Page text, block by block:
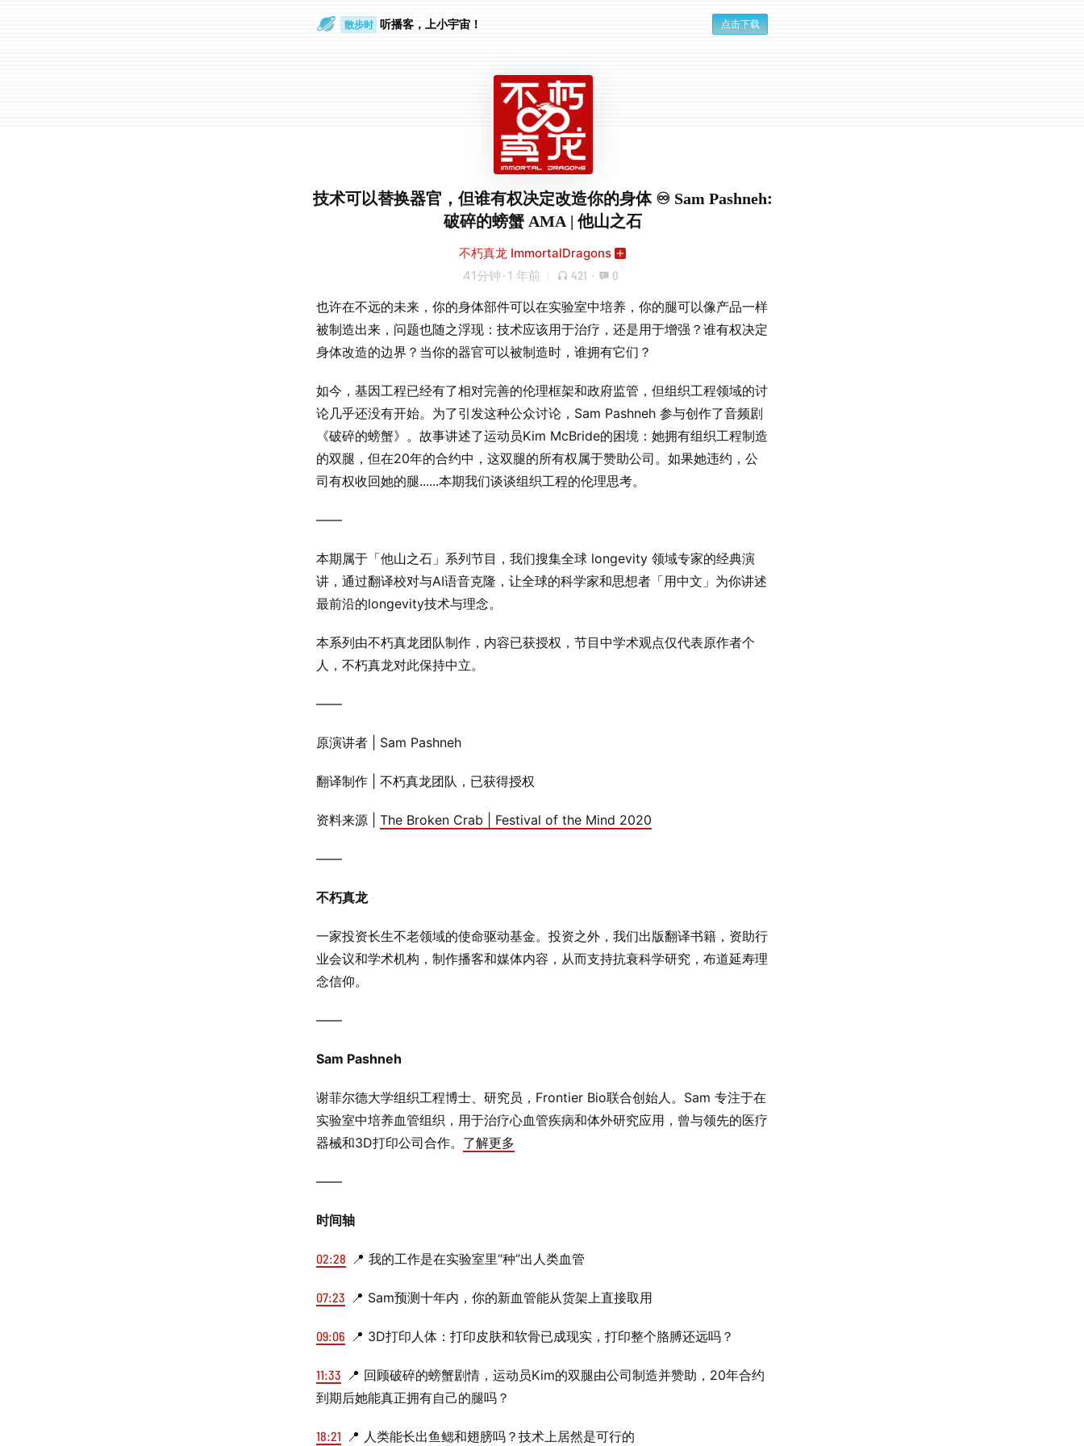
散步时 听播客，上小宇宙！ 点击下载
技术可以替换器官，但谁有权决定改造你的身体 ♾️ Sam Pashneh:
破碎的螃蟹 AMA | 他山之石
不朽真龙 ImmortalDragons
41分钟 · 1 年前 421 · 0
也许在不远的未来，你的身体部件可以在实验室中培养，你的腿可以像产品一样
被制造出来，问题也随之浮现：技术应该用于治疗，还是用于增强？谁有权决定
身体改造的边界？当你的器官可以被制造时，谁拥有它们？
如今，基因工程已经有了相对完善的伦理框架和政府监管，但组织工程领域的讨
论几乎还没有开始。为了引发这种公众讨论，Sam Pashneh 参与创作了音频剧
《破碎的螃蟹》。故事讲述了运动员Kim McBride的困境：她拥有组织工程制造
的双腿，但在20年的合约中，这双腿的所有权属于赞助公司。如果她违约，公
司有权收回她的腿......本期我们谈谈组织工程的伦理思考。
——
本期属于「他山之石」系列节目，我们搜集全球 longevity 领域专家的经典演
讲，通过翻译校对与AI语音克隆，让全球的科学家和思想者「用中文」为你讲述
最前沿的longevity技术与理念。
本系列由不朽真龙团队制作，内容已获授权，节目中学术观点仅代表原作者个
人，不朽真龙对此保持中立。
——
原演讲者 | Sam Pashneh
翻译制作 | 不朽真龙团队，已获得授权
资料来源 | The Broken Crab | Festival of the Mind 2020
——
不朽真龙
一家投资长生不老领域的使命驱动基金。投资之外，我们出版翻译书籍，资助行
业会议和学术机构，制作播客和媒体内容，从而支持抗衰科学研究，布道延寿理
念信仰。
——
Sam Pashneh
谢菲尔德大学组织工程博士、研究员，Frontier Bio联合创始人。Sam 专注于在
实验室中培养血管组织，用于治疗心血管疾病和体外研究应用，曾与领先的医疗
器械和3D打印公司合作。 了解更多
——
时间轴
02:28 📍 我的工作是在实验室里“种”出人类血管
07:23 📍 Sam预测十年内，你的新血管能从货架上直接取用
09:06 📍 3D打印人体：打印皮肤和软骨已成现实，打印整个胳膊还远吗？
11:33 📍 回顾破碎的螃蟹剧情，运动员Kim的双腿由公司制造并赞助，20年合约
到期后她能真正拥有自己的腿吗？
18:21 📍 人类能长出鱼鳃和翅膀吗？技术上居然是可行的